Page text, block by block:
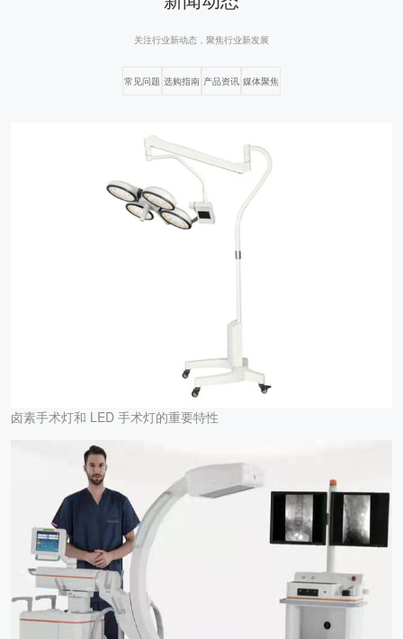
关注行业新动态，聚焦行业新发展
常见问题 选购指南 产品资讯 媒体聚焦
卤素手术灯和 LED 手术灯的重要特性